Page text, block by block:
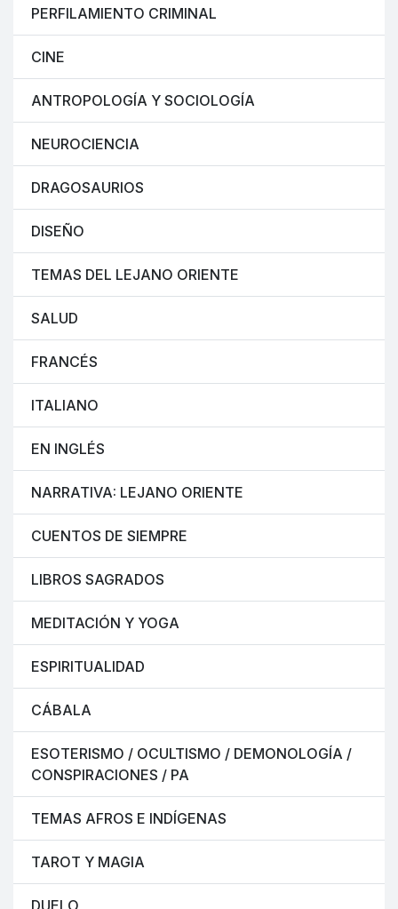
PERFILAMIENTO CRIMINAL
CINE
ANTROPOLOGÍA Y SOCIOLOGÍA
NEUROCIENCIA
DRAGOSAURIOS
DISEÑO
TEMAS DEL LEJANO ORIENTE
SALUD
FRANCÉS
ITALIANO
EN INGLÉS
NARRATIVA: LEJANO ORIENTE
CUENTOS DE SIEMPRE
LIBROS SAGRADOS
MEDITACIÓN Y YOGA
ESPIRITUALIDAD
CÁBALA
ESOTERISMO / OCULTISMO / DEMONOLOGÍA /
CONSPIRACIONES / PA
TEMAS AFROS E INDÍGENAS
TAROT Y MAGIA